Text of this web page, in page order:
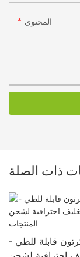
المحتوى
ذات الصلة
قابلة للطي -